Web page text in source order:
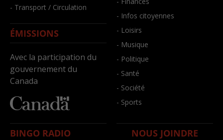
- Transport / Circulation
ÉMISSIONS
Avec la participation du
gouvernement du
Canada
- Infos citoyennes
- Loisirs
- Musique
- Politique
- Santé
- Société
- Sports
BINGO RADIO NOUS JOINDRE